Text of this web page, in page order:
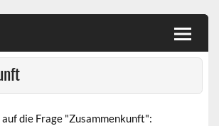
die Frage "Zusammenkunft":